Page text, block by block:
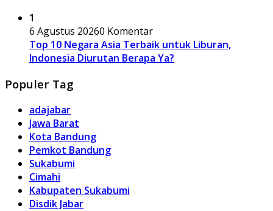
1
6 Agustus 20260 Komentar
Top 10 Negara Asia Terbaik untuk Liburan,
Indonesia Diurutan Berapa Ya?
Populer Tag
adajabar
Jawa Barat
Kota Bandung
Pemkot Bandung
Sukabumi
Cimahi
Kabupaten Sukabumi
Disdik Jabar